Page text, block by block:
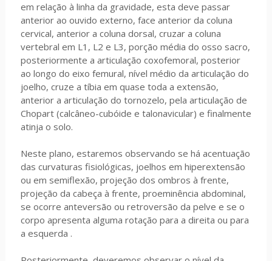
em relação à linha da gravidade, esta deve passar
anterior ao ouvido externo, face anterior da coluna
cervical, anterior a coluna dorsal, cruzar a coluna
vertebral em L1, L2 e L3, porção média do osso sacro,
posteriormente a articulação coxofemoral, posterior
ao longo do eixo femural, nível médio da articulação do
joelho, cruze a tíbia em quase toda a extensão,
anterior a articulação do tornozelo, pela articulação de
Chopart (calcâneo-cubóide e talonavicular) e finalmente
atinja o solo.
Neste plano, estaremos observando se há acentuação
das curvaturas fisiológicas, joelhos em hiperextensão
ou em semiflexão, projeção dos ombros à frente,
projeção da cabeça à frente, proeminência abdominal,
se ocorre anteversão ou retroversão da pelve e se o
corpo apresenta alguma rotação para a direita ou para
a esquerda .